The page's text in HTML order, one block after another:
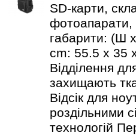
SD-карти,
фотоапарати,
габарити: (Ш
cm: 55.5 x 35
Відділення
захищають
Відсік для
роздільними
технологій